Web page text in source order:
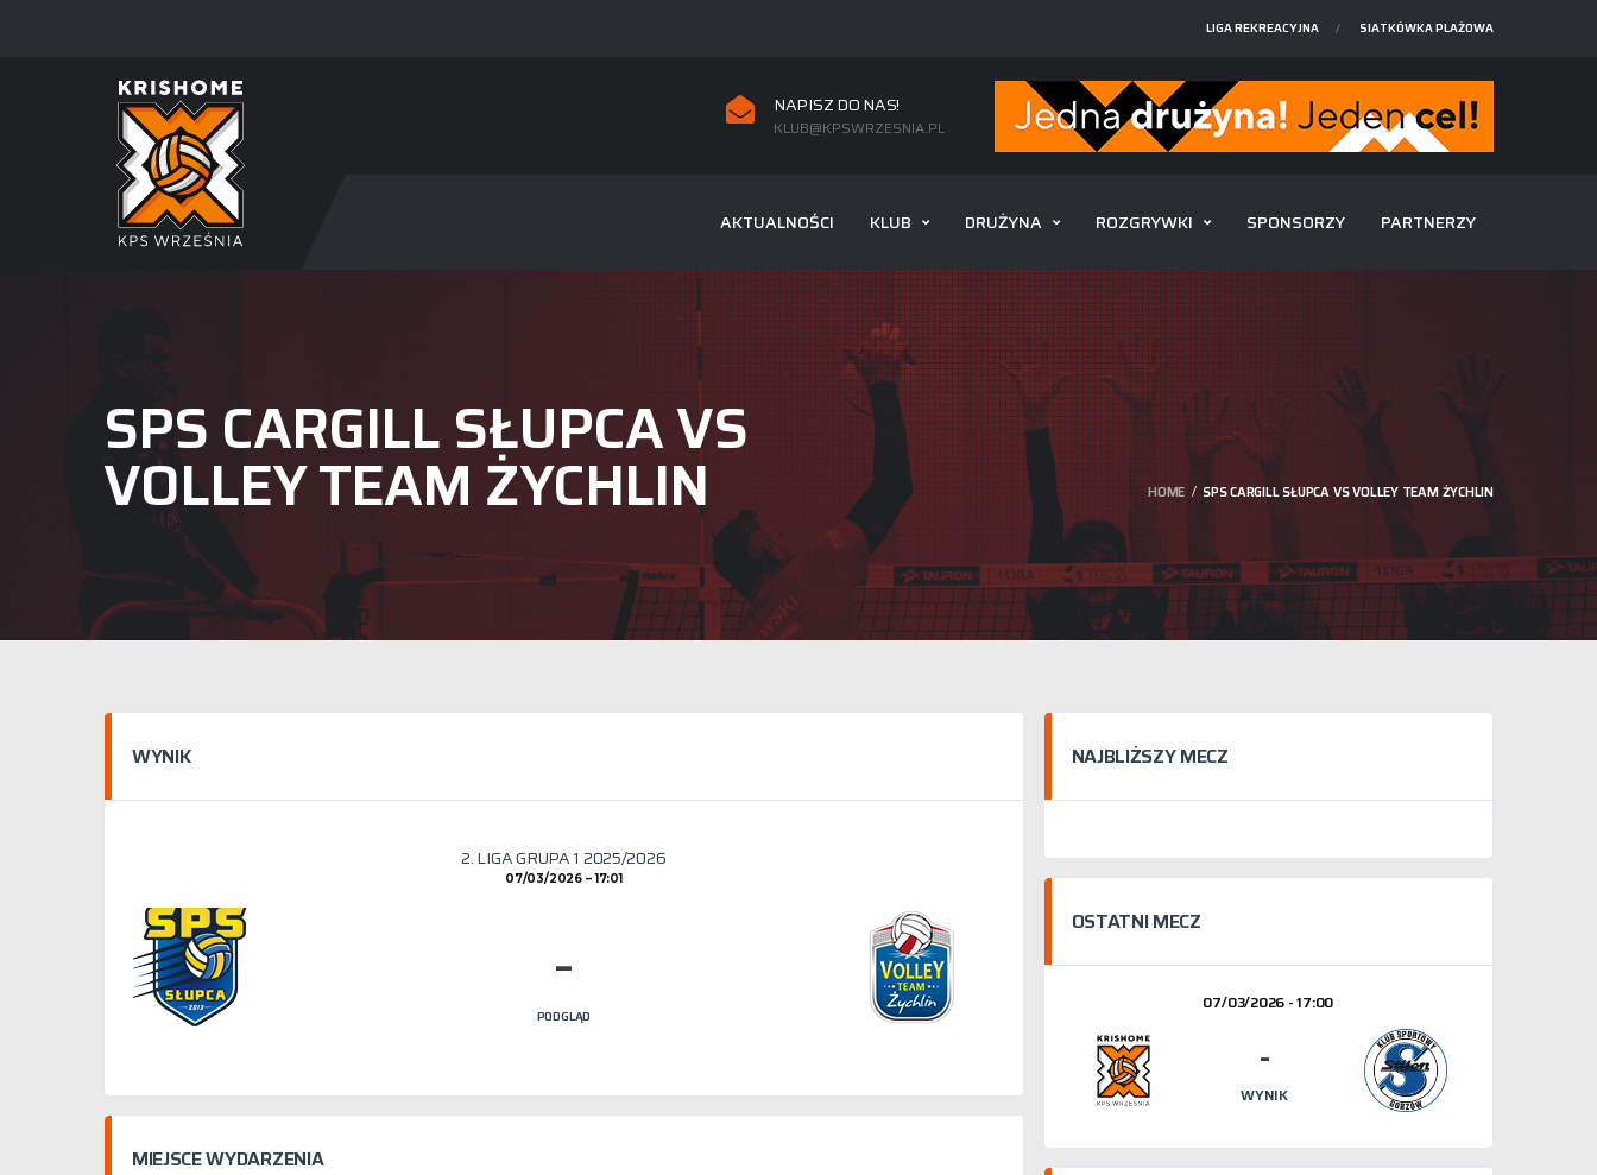
LIGA REKREACYJNA SIATKÓWKA PLAŻOWA
NAPISZ DO NAS!
KLUB@KPSWRZESNIA.PL
AKTUALNOŚCI KLUB DRUŻYNA ROZGRYWKI SPONSORZY PARTNERZY
SPS CARGILL SŁUPCA VS
VOLLEY TEAM ŻYCHLIN HOME SPS CARGILL SŁUPCA VS VOLLEY TEAM ŻYCHLIN
WYNIK
2. LIGA GRUPA 1 2025/2026
07/03/2026 17:01
–
PODGLĄD
MIEJSCE WYDARZENIA
NAJBLIŻSZY MECZ
OSTATNI MECZ
07/03/2026 - 17:00
-
WYNIK